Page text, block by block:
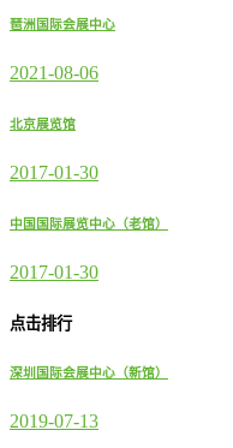
琶洲国际会展中心
2021-08-06
北京展览馆
2017-01-30
中国国际展览中心（老馆）
2017-01-30
点击排行
深圳国际会展中心（新馆）
2019-07-13